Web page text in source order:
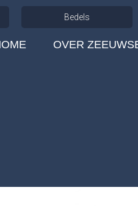
Bedels
OVER